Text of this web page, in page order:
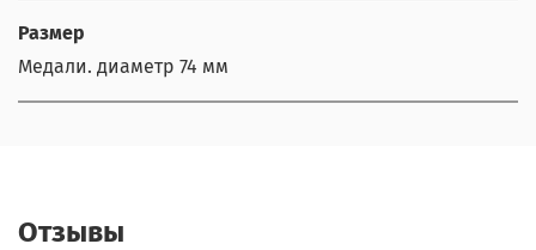
Размер
Медали. диаметр 74 мм
Отзывы